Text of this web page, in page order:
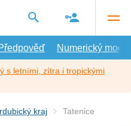
Numerický model
s letními, zítra i tropickými
kraj Tatenice